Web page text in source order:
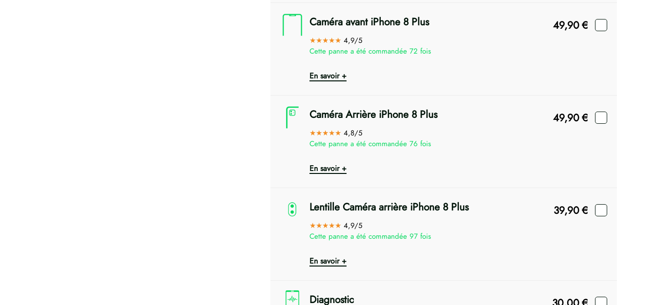
Caméra avant iPhone 8 Plus 49,90€
★★★★★ 4,9/5
Cette panne a été commandée 72 fois
En savoir +
Caméra Arrière iPhone 8 Plus 49,90€
★★★★★ 4,8/5
Cette panne a été commandée 76 fois
En savoir +
Lentille Caméra arrière iPhone 8 Plus 39,90€
★★★★★ 4,9/5
Cette panne a été commandée 97 fois
En savoir +
Diagnostic